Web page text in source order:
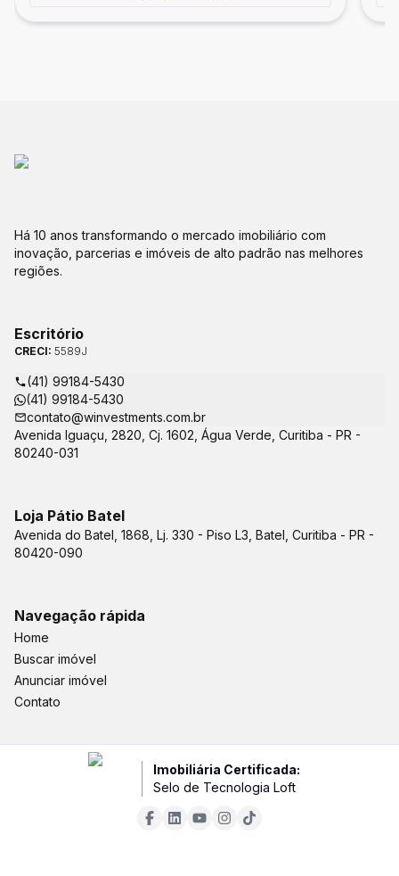
Há 10 anos transformando o mercado imobiliário com
inovação, parcerias e imóveis de alto padrão nas melhores
regiões.
Escritório
CRECI: 5589J
(41) 99184-5430
(41) 99184-5430
contato@winvestments.com.br
Avenida Iguaçu, 2820, Cj. 1602, Água Verde, Curitiba - PR -
80240-031
Loja Pátio Batel
Avenida do Batel, 1868, Lj. 330 - Piso L3, Batel, Curitiba - PR -
80420-090
Navegação rápida
Home
Buscar imóvel
Anunciar imóvel
Contato
Imobiliária Certificada:
Selo de Tecnologia Loft